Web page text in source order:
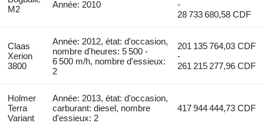
M2
Année: 2010
-
28 733 680,58 CDF
Claas
Xerion
3800
Année: 2012, état: d'occasion,
nombre d'heures: 5 500 -
6 500 m/h, nombre d'essieux:
2
201 135 764,03 CDF
-
261 215 277,96 CDF
Holmer
Terra
Variant
Année: 2013, état: d'occasion,
carburant: diesel, nombre
d'essieux: 2
417 944 444,73 CDF